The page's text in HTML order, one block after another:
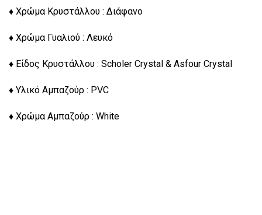
♦ Χρώμα Κρυστάλλου : Διάφανο
♦ Χρώμα Γυαλιού : Λευκό
♦ Είδος Κρυστάλλου : Scholer Crystal & Asfour Crystal
♦ Υλικό Αμπαζούρ : PVC
♦ Χρώμα Αμπαζούρ : White